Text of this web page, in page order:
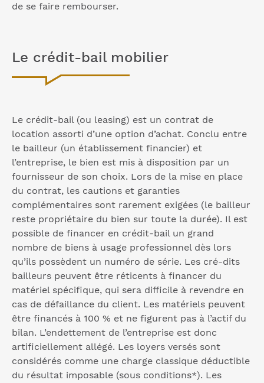
de se faire rembourser.
Le crédit-bail mobilier
Le crédit-bail (ou leasing) est un contrat de
location assorti d’une option d’achat. Conclu entre
le bailleur (un établissement financier) et
l’entreprise, le bien est mis à disposition par un
fournisseur de son choix. Lors de la mise en place
du contrat, les cautions et garanties
complémentaires sont rarement exigées (le bailleur
reste propriétaire du bien sur toute la durée). Il est
possible de financer en crédit-bail un grand
nombre de biens à usage professionnel dès lors
qu’ils possèdent un numéro de série. Les cré-dits
bailleurs peuvent être réticents à financer du
matériel spécifique, qui sera difficile à revendre en
cas de défaillance du client. Les matériels peuvent
être financés à 100 % et ne figurent pas à l’actif du
bilan. L’endettement de l’entreprise est donc
artificiellement allégé. Les loyers versés sont
considérés comme une charge classique déductible
du résultat imposable (sous conditions*). Les